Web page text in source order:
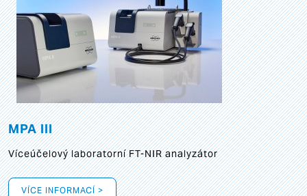
MPA III
Víceúčelový laboratorní FT-NIR analyzátor
VÍCE INFORMACÍ >